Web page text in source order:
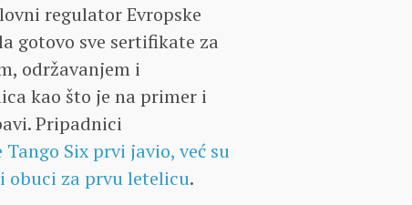
regulator Evropske
gotovo sve sertifikate za
održavanjem i
kao što je na primer i
Pripadnici
Tango Six prvi javio, već su
obuci za prvu letelicu.